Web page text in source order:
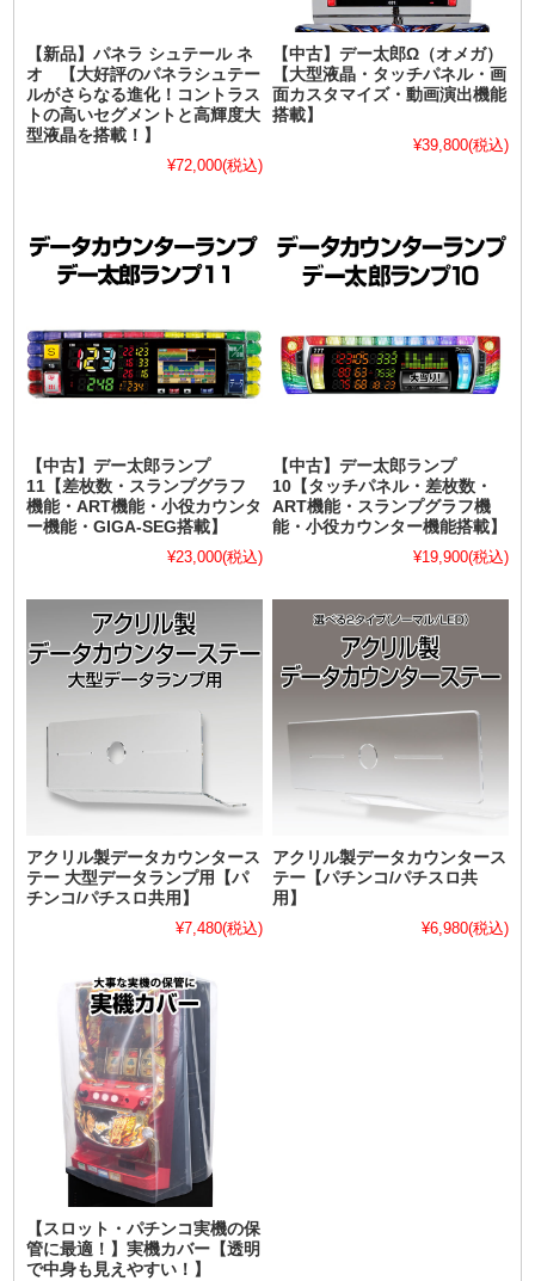
【新品】パネラ シュテール ネ
オ 【大好評のパネラシュテー
ルがさらなる進化！コントラス
トの高いセグメントと高輝度大
型液晶を搭載！】
¥72,000(税込)
【中古】デー太郎Ω（オメガ）
【大型液晶・タッチパネル・画
面カスタマイズ・動画演出機能
搭載】
¥39,800(税込)
【中古】デー太郎ランプ
11【差枚数・スランプグラフ
機能・ART機能・小役カウンタ
ー機能・GIGA-SEG搭載】
¥23,000(税込)
【中古】デー太郎ランプ
10【タッチパネル・差枚数・
ART機能・スランプグラフ機
能・小役カウンター機能搭載】
¥19,900(税込)
アクリル製データカウンタース
テー 大型データランプ用【パ
チンコ/パチスロ共用】
¥7,480(税込)
アクリル製データカウンタース
テー【パチンコ/パチスロ共
用】
¥6,980(税込)
【スロット・パチンコ実機の保
管に最適！】実機カバー【透明
で中身も見えやすい！】